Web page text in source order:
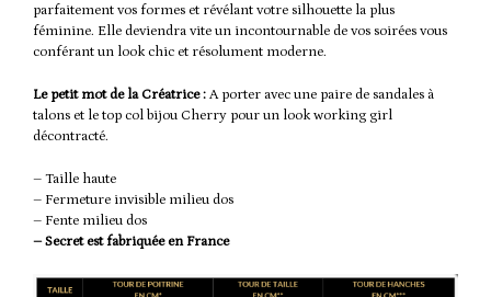
parfaitement vos formes et révélant votre silhouette la plus
féminine. Elle deviendra vite un incontournable de vos soirées vous
conférant un look chic et résolument moderne.
Le petit mot de la Créatrice : A porter avec une paire de sandales à
talons et le top col bijou Cherry pour un look working girl
décontracté.
– Taille haute
– Fermeture invisible milieu dos
– Fente milieu dos
– Secret est fabriquée en France